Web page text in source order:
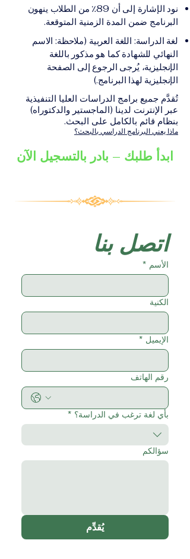
الإلكترونيقد يُطلب تقديم
مستندات إضافية حسب
البرنامج والمؤسسة التعليمية
الأكاديمية المناسبة للبرنامج،
والتي تصدر عن المؤسسة
التعليمية المسؤولة عن تقديم
البرنامج ضمن شبكة VBNN
Smart Education Group.
نود الإشارة إلى أن 89٪ من الطلاب ينهون
البرنامج ضمن المدة الزمنية المتوقعة.
لغة الدراسة: اللغة العربية (ملاحظة: الاسم
النهائي للشهادة كما هو مذكور باللغة
الإنجليزية، يُرجى الرجوع إلى الصفحة
الإنجليزية لهذا البرنامج.)
تُقدَّم جميع برامج الدراسات العليا التنفيذية
عبر الإنترنت لدينا (الماجستير والدكتوراه)
بنظام قائم بالكامل على البحث.
ماذا يعني البرنامج الدراسي بالبحث؟
ابدأ طلبك – بادر بالتسجيل الآن
اتصل بنا
الأسم *
الكنية
الإيميل *
رقم الهاتف
بأي لغة ترغب في الدراسة؟ *
سؤالكم
يُقدِّم